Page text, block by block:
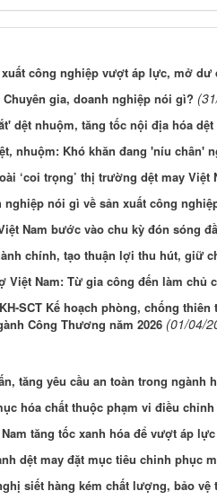
xuất công nghiệp vượt áp lực, mở dư
gia, doanh nghiệp nói gì?
dệt nhuộm, tăng tốc nội địa hóa dệt
nhuộm: Khó khăn đang 'níu chân'
‘coi trọng’ thị trường dệt may Việt
nghiệp nói gì về sản xuất công
Nam bước vào chu kỳ đón sóng
chính, tạo thuận lợi thu hút, giữ
Việt Nam: Từ gia công đến làm chủ
SCT Kế hoạch phòng, chống
Công Thương năm 2026 (01/04/
tăng yêu cầu an toàn trong ngành
hóa chất thuộc phạm vi điều
tăng tốc xanh hóa để vượt áp
dệt may đặt mục tiêu chinh phục
siết hàng kém chất lượng, bảo